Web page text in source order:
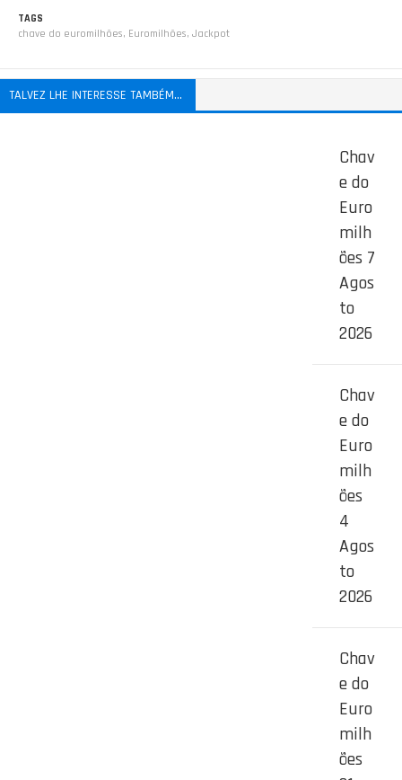
TAGS
chave do euromilhões, Euromilhões, Jackpot
TALVEZ LHE INTERESSE TAMBÉM...
Chav
e do
Euro
milh
ões 7
Agos
to
2026
Chav
e do
Euro
milh
ões
4
Agos
to
2026
Chav
e do
Euro
milh
ões